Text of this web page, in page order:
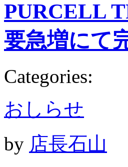
PURCELL
要急増にて
Categories:
おしらせ
by 店長石山